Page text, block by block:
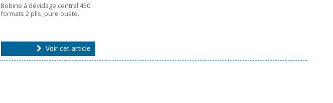
Bobine à dévidage central 450
formats 2 plis, pure ouate.
Voir cet article